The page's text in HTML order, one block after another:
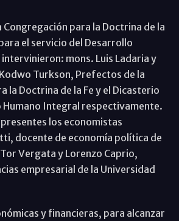
para la Doctrina de la
el servicio del Desarrollo
mons. Luis Ladaria y
Turkson, Prefectos de la
la Doctrina de la Fe y el Dicasterio
Humano Integral respectivamente.
los economistas
docente de economía política de
Vergata y Lorenzo Caprio,
empresarial de la Universidad
y financieras, para alcanzar